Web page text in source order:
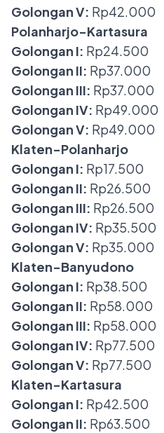
Golongan V: Rp42.000
Polanharjo-Kartasura
Golongan I: Rp24.500
Golongan II: Rp37.000
Golongan III: Rp37.000
Golongan IV: Rp49.000
Golongan V: Rp49.000
Klaten-Polanharjo
Golongan I: Rp17.500
Golongan II: Rp26.500
Golongan III: Rp26.500
Golongan IV: Rp35.500
Golongan V: Rp35.000
Klaten-Banyudono
Golongan I: Rp38.500
Golongan II: Rp58.000
Golongan III: Rp58.000
Golongan IV: Rp77.500
Golongan V: Rp77.500
Klaten-Kartasura
Golongan I: Rp42.500
Golongan II: Rp63.500